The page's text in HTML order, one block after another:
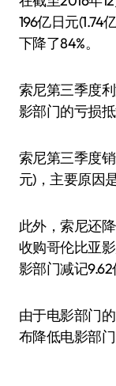
196亿日元(1.74
下降了84%。
索尼第三季度
影部门的亏损
索尼第三季度
元)，主要原因
此外，索尼还
收购哥伦比亚
影部门减记9.62
由于电影部门
布降低电影部门